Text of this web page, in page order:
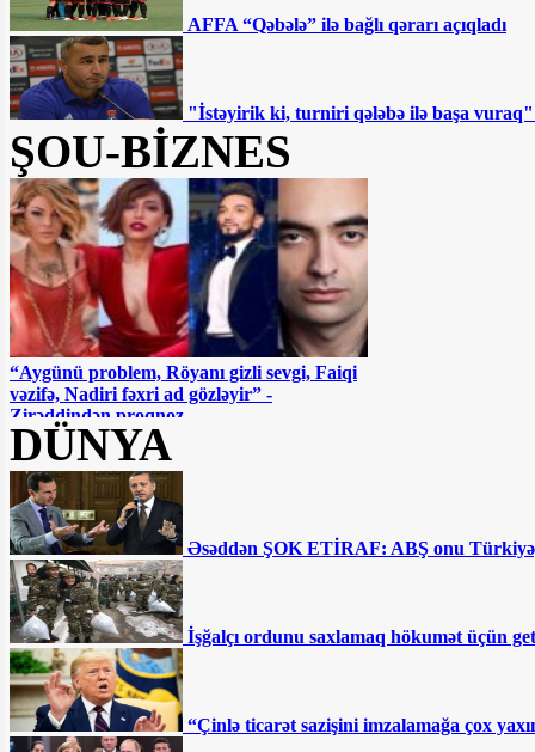
AFFA “Qəbələ” ilə bağlı qərarı açıqladı
"İstəyirik ki, turniri qələbə ilə başa
ŞOU-BİZNES
“Aygünü problem, Röyanı gizli sevgi, Faiqi
vəzifə, Nadiri fəxri ad gözləyir” -
Zirəddindən proqnoz
Afətə atmaca atan Flora Kərimovaya Ramiz
Rövşəndən CAVAB
DÜNYA
Əsəddən ŞOK ETİRAF: ABŞ onu
İşğalçı ordunu saxlamaq hökumət üçün
“Çinlə ticarət sazişini imzalamağa çox